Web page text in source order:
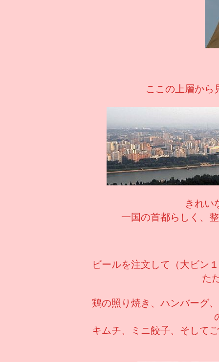
ここの上層から
きれい
一国の首都らしく、
ビールを注文して（大ビン
た
鶏の照り焼き、ハンバーグ
キムチ、ミニ餃子、そして